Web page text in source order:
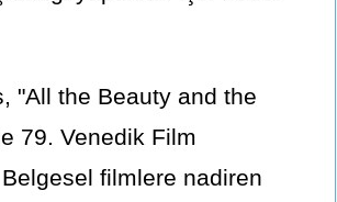
"All the Beauty and the
79. Venedik Film
filmlere nadiren